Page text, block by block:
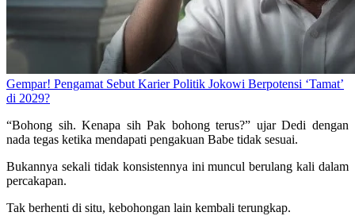
Gempar! Pengamat Sebut Karier Politik Jokowi Berpotensi ‘Tamat’
di 2029?
“Bohong sih. Kenapa sih Pak bohong terus?” ujar Dedi dengan
nada tegas ketika mendapati pengakuan Babe tidak sesuai.
Bukannya sekali tidak konsistennya ini muncul berulang kali dalam
percakapan.
Tak berhenti di situ, kebohongan lain kembali terungkap.